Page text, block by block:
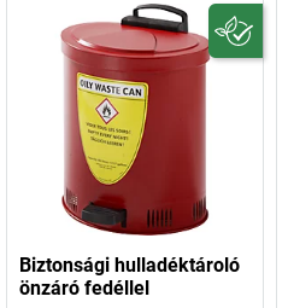
Biztonsági hulladéktároló
önzáró fedéllel